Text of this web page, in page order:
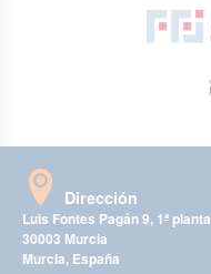
Dirección
Luis Fontes Pagán 9, 1ª planta
30003 Murcia
Murcia, España